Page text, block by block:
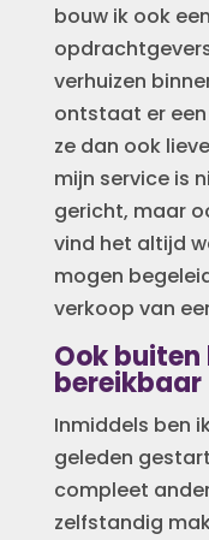
bouw ik ook
verhuizen
ontstaat er
ze dan ook
mijn service is
gericht, maar
vind het altijd
mogen
verkoop van
Ook
bereikbaar
Inmiddels ben
geleden
compleet
zelfstandig